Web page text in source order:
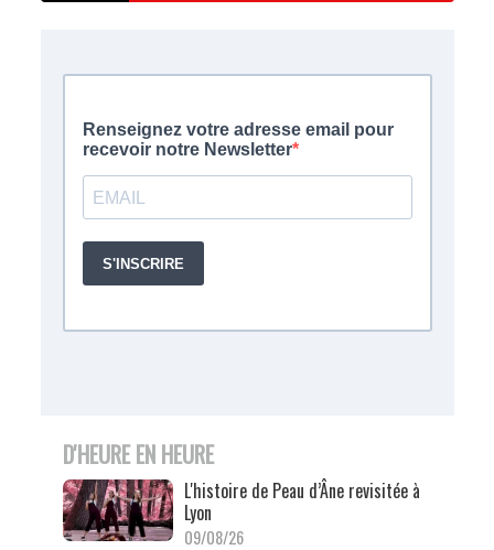
D'HEURE EN HEURE
L'histoire de Peau d’Âne revisitée à
Lyon
09/08/26